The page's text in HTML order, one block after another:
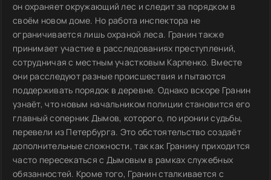
он охраняет окружающий лес и следит за порядком в
своём новом доме. Но работа инспектора не
ограничивается лишь охраной леса. Гранин также
принимает участие в расследованиях преступлений,
сотрудничая с местным участковым Карпенко. Вместе
они расследуют разные происшествия и пытаются
поддерживать порядок в деревне. Однако вскоре Гранин
узнаёт, что новым начальником полиции становится его
главный соперник Дымов, которого, по иронии судьбы,
перевели из Петербурга. Это обстоятельство создаёт
дополнительные сложности, так как Гранину приходится
часто пересекаться с Дымовым в рамках служебных
обязанностей. Кроме того, Гранин сталкивается с